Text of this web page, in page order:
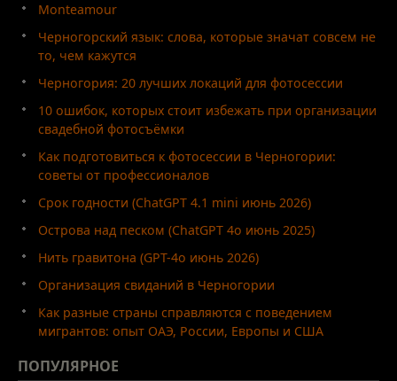
Monteamour
Черногорский язык: слова, которые значат совсем не
то, чем кажутся
Черногория: 20 лучших локаций для фотосессии
10 ошибок, которых стоит избежать при организации
свадебной фотосъёмки
Как подготовиться к фотосессии в Черногории:
советы от профессионалов
Срок годности (ChatGPT 4.1 mini июнь 2026)
Острова над песком (ChatGPT 4o июнь 2025)
Нить гравитона (GPT-4o июнь 2026)
Организация свиданий в Черногории
Как разные страны справляются с поведением
мигрантов: опыт ОАЭ, России, Европы и США
ПОПУЛЯРНОЕ